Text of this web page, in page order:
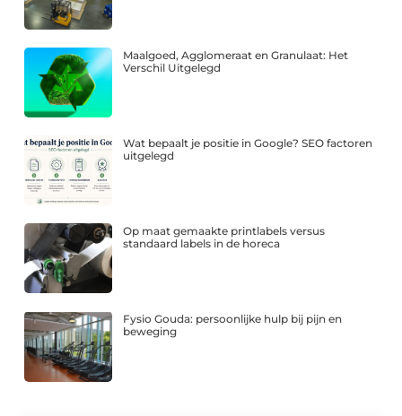
Maalgoed, Agglomeraat en Granulaat: Het
Verschil Uitgelegd
Wat bepaalt je positie in Google? SEO factoren
uitgelegd
Op maat gemaakte printlabels versus
standaard labels in de horeca
Fysio Gouda: persoonlijke hulp bij pijn en
beweging